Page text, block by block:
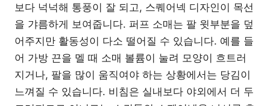
보다 넉넉해 통풍이 잘 되고, 스퀘어넥 디자인이 목선
을 갸름하게 보여줍니다. 퍼프 소매는 팔 윗부분을 덮
어주지만 활동성이 다소 떨어질 수 있습니다. 예를 들
어 가방 끈을 멜 때 소매 볼륨이 눌려 모양이 흐트러
지거나, 팔을 많이 움직여야 하는 상황에서는 당김이
느껴질 수 있습니다. 비침은 실내보다 야외에서 더 두